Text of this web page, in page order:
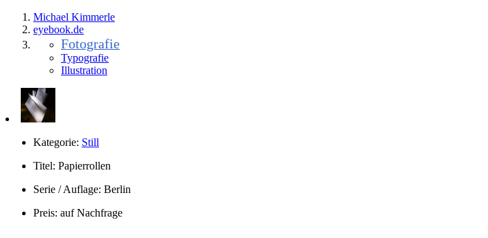
Michael Kimmerle
eyebook.de
Fotografie
Typografie
Illustration
Kategorie: Still
Titel: Papierrollen
Serie / Auflage: Berlin
Preis: auf Nachfrage